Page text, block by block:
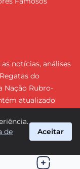
notícias, análises
do
Nação Rubro-
atualizado
torcida mais
de
Aceitar